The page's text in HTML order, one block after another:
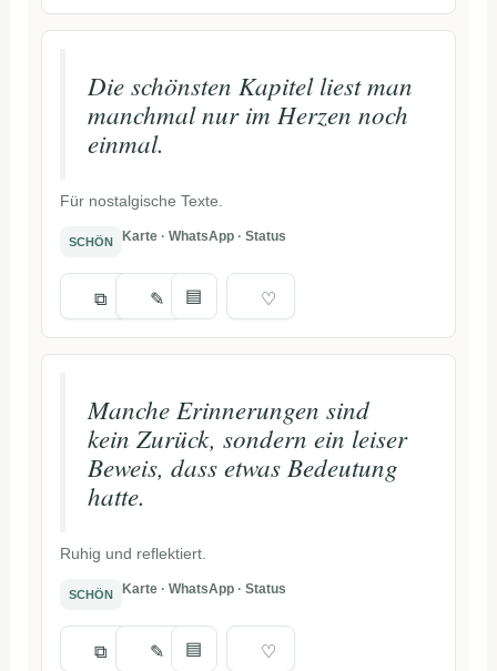
Die schönsten Kapitel liest man
manchmal nur im Herzen noch
einmal.
Für nostalgische Texte.
SCHÖN Karte · WhatsApp · Status
⧉ ✎ ▤ ♡
Manche Erinnerungen sind
kein Zurück, sondern ein leiser
Beweis, dass etwas Bedeutung
hatte.
Ruhig und reflektiert.
SCHÖN Karte · WhatsApp · Status
⧉ ✎ ▤ ♡